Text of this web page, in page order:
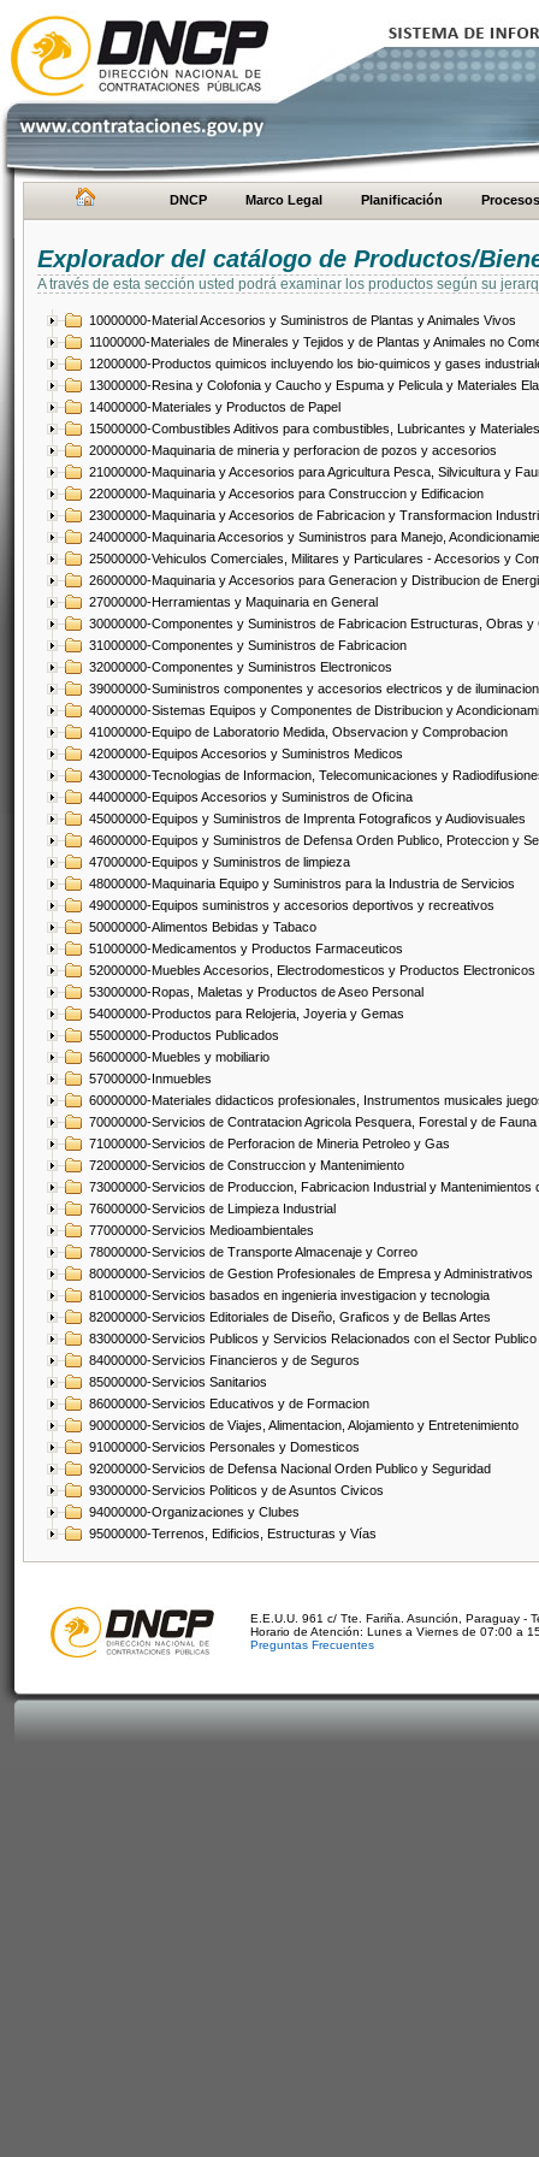
DNCP Marco Legal Planificación Procesos
Explorador del catálogo de Productos/
A través de esta sección usted podrá examinar los productos según su
10000000-Material Accesorios y Suministros de Plantas y Animales Vivos
11000000-Materiales de Minerales y Tejidos y de Plantas y Animales no
12000000-Productos quimicos incluyendo los bio-quimicos y gases
13000000-Resina y Colofonia y Caucho y Espuma y Pelicula y Materiales
14000000-Materiales y Productos de Papel
15000000-Combustibles Aditivos para combustibles, Lubricantes y
20000000-Maquinaria de mineria y perforacion de pozos y accesorios
21000000-Maquinaria y Accesorios para Agricultura Pesca, Silvicultura y
22000000-Maquinaria y Accesorios para Construccion y Edificacion
23000000-Maquinaria y Accesorios de Fabricacion y Transformacion
24000000-Maquinaria Accesorios y Suministros para Manejo,
25000000-Vehiculos Comerciales, Militares y Particulares - Accesorios y
26000000-Maquinaria y Accesorios para Generacion y Distribucion de
27000000-Herramientas y Maquinaria en General
30000000-Componentes y Suministros de Fabricacion Estructuras, Obras
31000000-Componentes y Suministros de Fabricacion
32000000-Componentes y Suministros Electronicos
39000000-Suministros componentes y accesorios electricos y de iluminacion
40000000-Sistemas Equipos y Componentes de Distribucion y
41000000-Equipo de Laboratorio Medida, Observacion y Comprobacion
42000000-Equipos Accesorios y Suministros Medicos
43000000-Tecnologias de Informacion, Telecomunicaciones y
44000000-Equipos Accesorios y Suministros de Oficina
45000000-Equipos y Suministros de Imprenta Fotograficos y Audiovisuales
46000000-Equipos y Suministros de Defensa Orden Publico, Proteccion y
47000000-Equipos y Suministros de limpieza
48000000-Maquinaria Equipo y Suministros para la Industria de Servicios
49000000-Equipos suministros y accesorios deportivos y recreativos
50000000-Alimentos Bebidas y Tabaco
51000000-Medicamentos y Productos Farmaceuticos
52000000-Muebles Accesorios, Electrodomesticos y Productos Electronicos
53000000-Ropas, Maletas y Productos de Aseo Personal
54000000-Productos para Relojeria, Joyeria y Gemas
55000000-Productos Publicados
56000000-Muebles y mobiliario
57000000-Inmuebles
60000000-Materiales didacticos profesionales, Instrumentos musicales
70000000-Servicios de Contratacion Agricola Pesquera, Forestal y de Fauna
71000000-Servicios de Perforacion de Mineria Petroleo y Gas
72000000-Servicios de Construccion y Mantenimiento
73000000-Servicios de Produccion, Fabricacion Industrial y Mantenimientos
76000000-Servicios de Limpieza Industrial
77000000-Servicios Medioambientales
78000000-Servicios de Transporte Almacenaje y Correo
80000000-Servicios de Gestion Profesionales de Empresa y Administrativos
81000000-Servicios basados en ingenieria investigacion y tecnologia
82000000-Servicios Editoriales de Diseño, Graficos y de Bellas Artes
83000000-Servicios Publicos y Servicios Relacionados con el Sector Publico
84000000-Servicios Financieros y de Seguros
85000000-Servicios Sanitarios
86000000-Servicios Educativos y de Formacion
90000000-Servicios de Viajes, Alimentacion, Alojamiento y Entretenimiento
91000000-Servicios Personales y Domesticos
92000000-Servicios de Defensa Nacional Orden Publico y Seguridad
93000000-Servicios Politicos y de Asuntos Civicos
94000000-Organizaciones y Clubes
95000000-Terrenos, Edificios, Estructuras y Vías
E.E.U.U. 961 c/ Tte. Fariña. Asunción, Paraguay -
Horario de Atención: Lunes a Viernes de 07:00 a
Preguntas Frecuentes